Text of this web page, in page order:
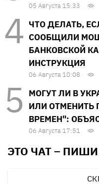
05 Августа 15:33
ЧТО ДЕЛАТЬ,
СООБЩИЛИ
БАНКОВСКОЙ
ИНСТРУКЦИЯ
06 Августа 10:08
МОГУТ ЛИ В
ИЛИ ОТМЕНИТЬ
ВРЕМЕН":
06 Августа 17:51
ЭТО ЧАТ –